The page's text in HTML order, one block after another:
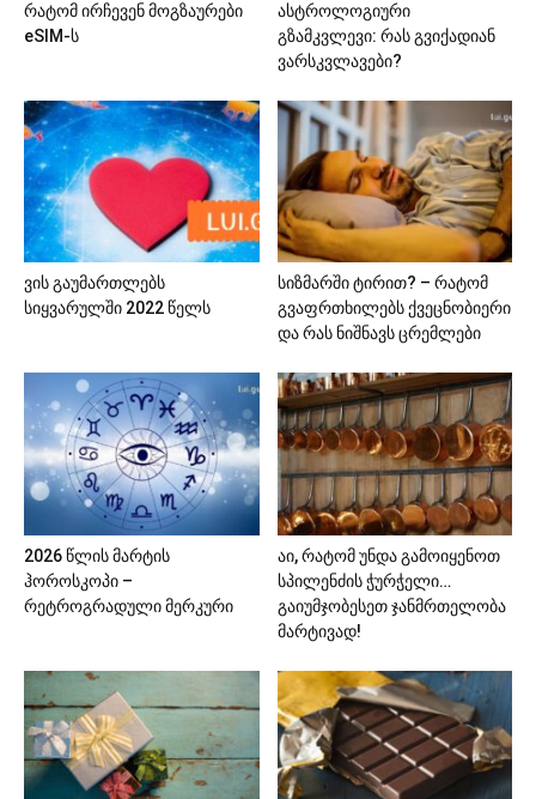
რატომ ირჩევენ მოგზაურები
eSIM-ს
ასტროლოგიური
გზამკვლევი: რას გვიქადიან
ვარსკვლავები?
ვის გაუმართლებს
სიყვარულში 2022 წელს
სიზმარში ტირით? – რატომ
გვაფრთხილებს ქვეცნობიერი
და რას ნიშნავს ცრემლები
2026 წლის მარტის
ჰოროსკოპი –
რეტროგრადული მერკური
აი, რატომ უნდა გამოიყენოთ
სპილენძის ჭურჭელი…
გაიუმჯობესეთ ჯანმრთელობა
მარტივად!